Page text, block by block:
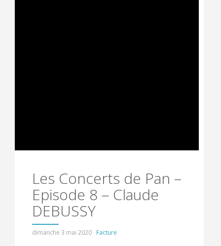
Les Concerts de Pan –
Episode 8 – Claude
DEBUSSY
dimanche 3 mai 2020 Facture